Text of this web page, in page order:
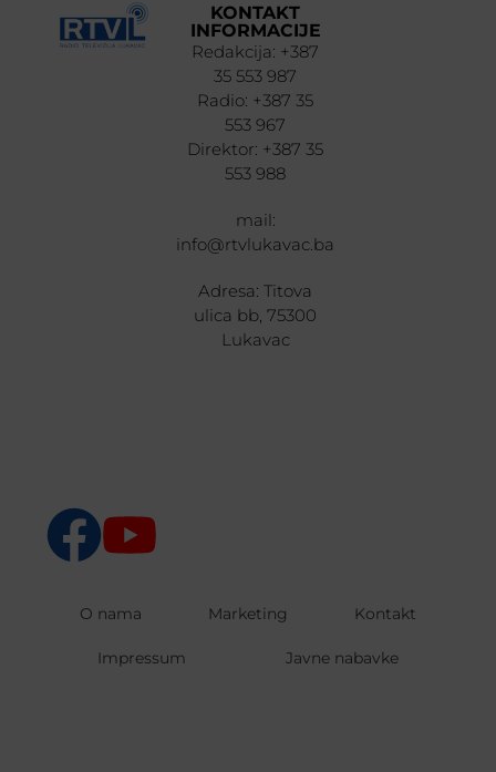
KONTAKT
INFORMACIJE
Redakcija: +387
35 553 987
Radio: +387 35
553 967
Direktor: +387 35
553 988
mail:
info@rtvlukavac.ba
Adresa: Titova
ulica bb, 75300
Lukavac
O nama Marketing Kontakt
Impressum Javne nabavke